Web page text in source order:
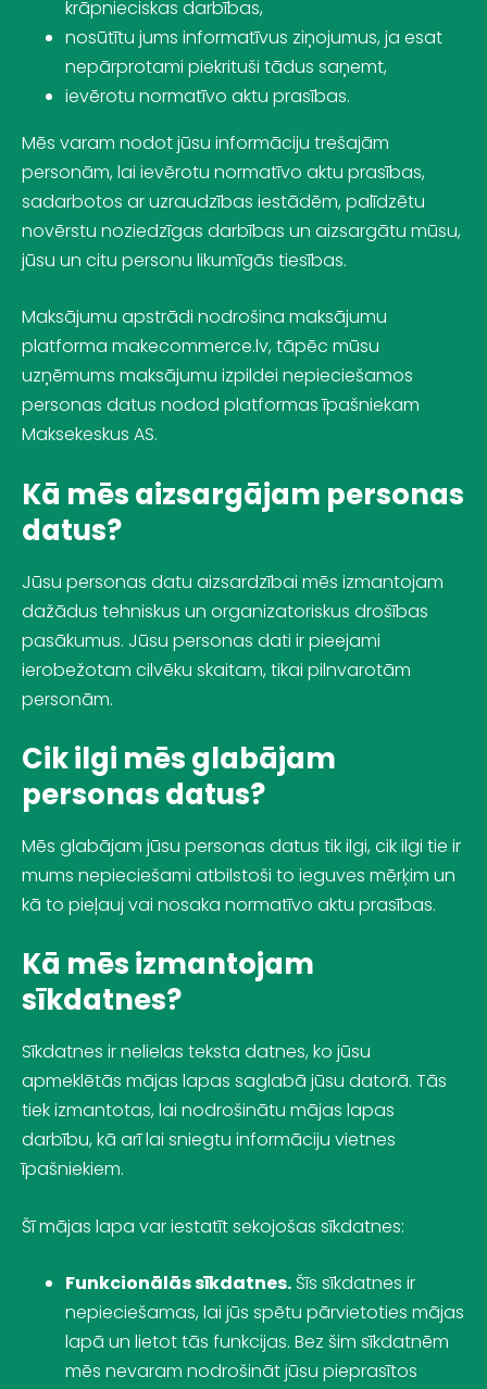
krāpnieciskas darbības,
nosūtītu jums informatīvus ziņojumus, ja esat
nepārprotami piekrituši tādus saņemt,
ievērotu normatīvo aktu prasības.
Mēs varam nodot jūsu informāciju trešajām
personām, lai ievērotu normatīvo aktu prasības,
sadarbotos ar uzraudzības iestādēm, palīdzētu
novērstu noziedzīgas darbības un aizsargātu mūsu,
jūsu un citu personu likumīgās tiesības.
Maksājumu apstrādi nodrošina maksājumu
platforma makecommerce.lv, tāpēc mūsu
uzņēmums maksājumu izpildei nepieciešamos
personas datus nodod platformas īpašniekam
Maksekeskus AS.
Kā mēs aizsargājam personas
datus?
Jūsu personas datu aizsardzībai mēs izmantojam
dažādus tehniskus un organizatoriskus drošības
pasākumus. Jūsu personas dati ir pieejami
ierobežotam cilvēku skaitam, tikai pilnvarotām
personām.
Cik ilgi mēs glabājam
personas datus?
Mēs glabājam jūsu personas datus tik ilgi, cik ilgi tie ir
mums nepieciešami atbilstoši to ieguves mērķim un
kā to pieļauj vai nosaka normatīvo aktu prasības.
Kā mēs izmantojam
sīkdatnes?
Sīkdatnes ir nelielas teksta datnes, ko jūsu
apmeklētās mājas lapas saglabā jūsu datorā. Tās
tiek izmantotas, lai nodrošinātu mājas lapas
darbību, kā arī lai sniegtu informāciju vietnes
īpašniekiem.
Šī mājas lapa var iestatīt sekojošas sīkdatnes:
Funkcionālās sīkdatnes.Šīs sīkdatnes ir
nepieciešamas, lai jūs spētu pārvietoties mājas
lapā un lietot tās funkcijas. Bez šim sīkdatnēm
mēs nevaram nodrošināt jūsu pieprasītos